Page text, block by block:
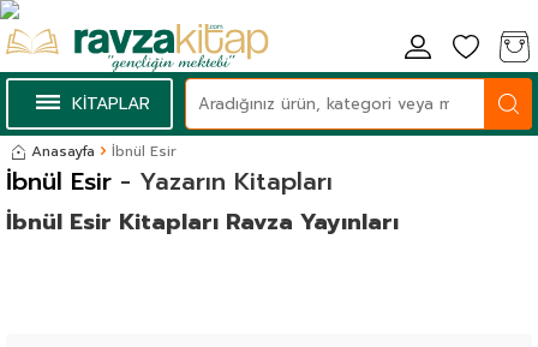
KİTAPLAR
Anasayfa İbnül Esir
- Yazarın Kitapları
İbnül Esir
İbnül Esir Kitapları Ravza Yayınları